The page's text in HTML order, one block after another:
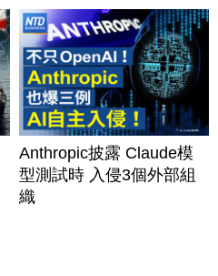
Anthropic披露 Claude模
型測試時 入侵3個外部組
織